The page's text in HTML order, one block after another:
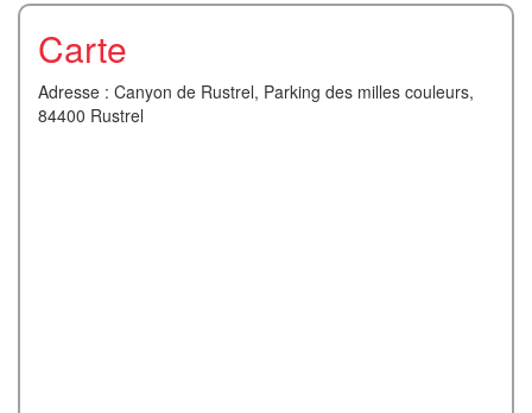
Carte
Adresse : Canyon de Rustrel, Parking des milles couleurs,
84400 Rustrel